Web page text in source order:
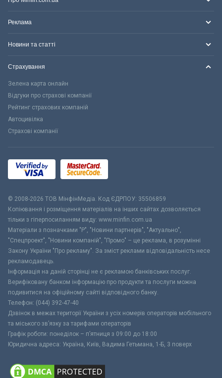
Реклама
Новини та статті
Страхування
Зелена карта онлайн
Відгуки про страхові компанії
Рейтинг страхових компаній
Автоцивілка
Страхові компанії
© 2008-2026 ТОВ МiнфiнМедiа. Код ЄДРПОУ: 35506859
Копіювання і розміщення матеріалів на інших сайтах дозволяється
тільки з гіперпосиланням виду: www.minfin.com.ua
Матеріали з позначками "Р", "Новини партнерів", "Актуально",
"Спецпроект", "Новини компаній", "Промо" – це реклама, в розумінні
Закону України "Про рекламу". За зміст реклами відповідальність несе
рекламодавець.
Інформація на даній сторінці не є рекламою банківських послуг.
Верифіковану банком інформацію про продукти та послуги можна
подивитися на офіційному сайті відповідного банку.
Телефон: (044) 392-47-40
Дзвінок в межах території України з усіх номерів операторів мобільного
та міського зв’язку за тарифами операторів
Графік роботи: понеділок – п’ятниця з 09:00 до 18:00
Юридична адреса: Україна, Київ, Вадима Гетьмана, 1-Б, 3 поверх